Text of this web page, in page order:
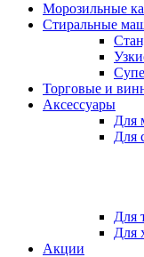
Морозильные
Стиральные
Торговые и
Аксессуары
Для
Для
Для
Для
Акции